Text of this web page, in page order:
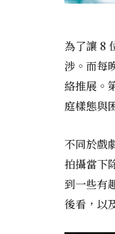
為了讓 8
涉。而每
絡推展。
庭樣態與
不同於戲
拍攝當下
到一些有
後看，以